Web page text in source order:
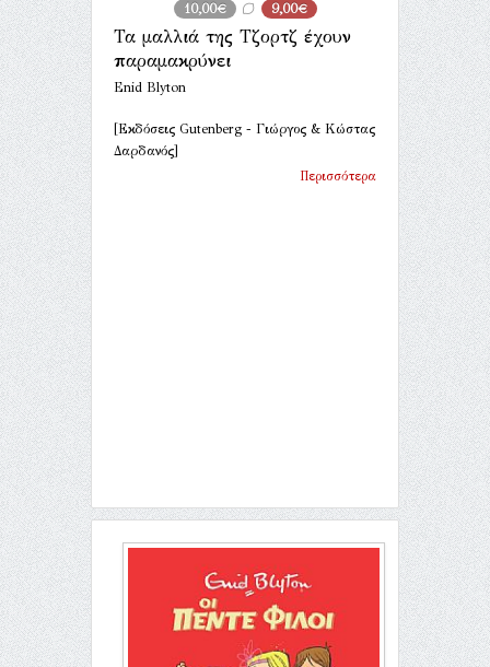
10,00€ 9,00€
Τα μαλλιά της Τζορτζ έχουν
παραμακρύνει
Enid Blyton
[Εκδόσεις Gutenberg - Γιώργος & Κώστας
Δαρδανός]
Περισσότερα